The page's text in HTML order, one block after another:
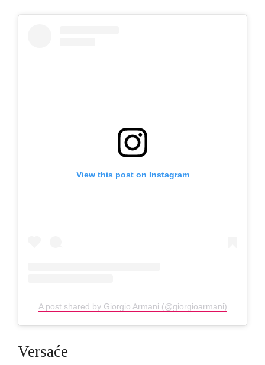
View this post on Instagram
A post shared by Giorgio Armani (@giorgioarmani)
Versaće